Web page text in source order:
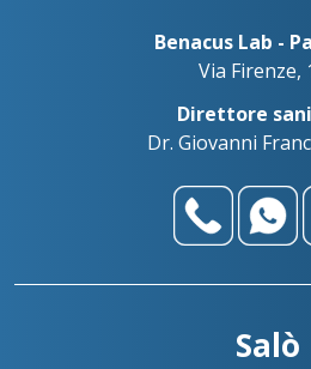
Benacus Lab -
Via Firenze,
Direttore
Dr. Giovanni
Salò